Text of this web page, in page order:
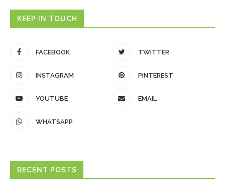
KEEP IN TOUCH
FACEBOOK TWITTER
INSTAGRAM PINTEREST
YOUTUBE EMAIL
WHATSAPP
RECENT POSTS